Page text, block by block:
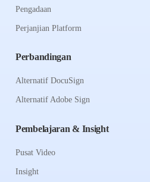
Pengadaan
Perjanjian Platform
Perbandingan
Alternatif DocuSign
Alternatif Adobe Sign
Pembelajaran & Insight
Pusat Video
Insight